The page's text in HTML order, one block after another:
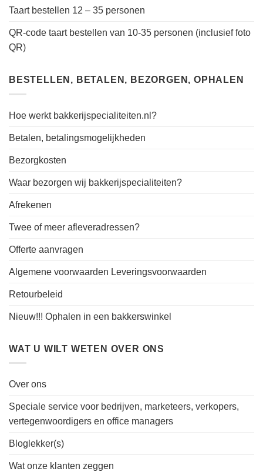
Taart bestellen 12 – 35 personen
QR-code taart bestellen van 10-35 personen (inclusief foto
QR)
BESTELLEN, BETALEN, BEZORGEN, OPHALEN
Hoe werkt bakkerijspecialiteiten.nl?
Betalen, betalingsmogelijkheden
Bezorgkosten
Waar bezorgen wij bakkerijspecialiteiten?
Afrekenen
Twee of meer afleveradressen?
Offerte aanvragen
Algemene voorwaarden Leveringsvoorwaarden
Retourbeleid
Nieuw!!! Ophalen in een bakkerswinkel
WAT U WILT WETEN OVER ONS
Over ons
Speciale service voor bedrijven, marketeers, verkopers,
vertegenwoordigers en office managers
Bloglekker(s)
Wat onze klanten zeggen